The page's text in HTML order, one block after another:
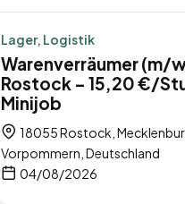
Lager, Logistik
Warenverräumer (m/
Rostock – 15,20 €/
Minijob
18055 Rostock,
Vorpommern, Deutschland
04/08/2026